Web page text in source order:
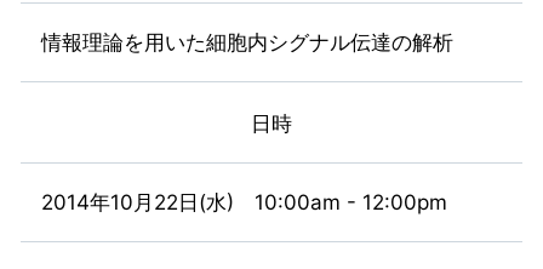
情報理論を用いた細胞内シグナル伝達の解析
日時
2014年10月22日(水) 10:00am - 12:00pm